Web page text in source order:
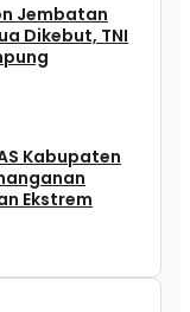
Jembatan
Dikebut, TNI
Kabupaten
Ekstrem